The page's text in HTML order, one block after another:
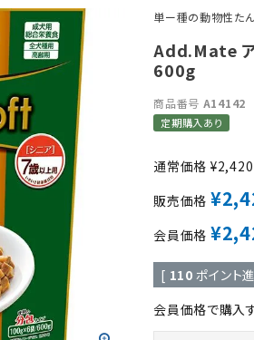
サークル・ケージ
キャリーバッグ
投げて遊ぶ
夜のお散歩
まとめ買いでオトク！！
単ー種の動物性た
Add.Mate ア
600g
商品番号 A14142
定期購入あり
通常価格 ¥2,420
販売価格 ¥
会員価格 ¥
[ 110 ポイント
会員価格で購入